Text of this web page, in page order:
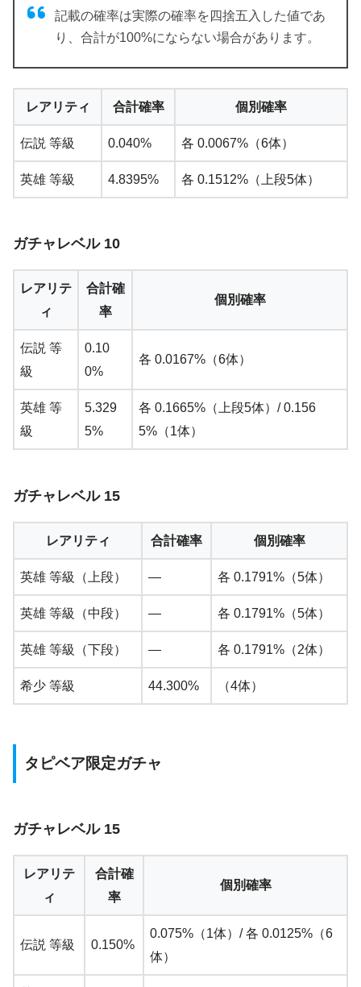
記載の確率は実際の確率を四捨五入した値であ
り、合計が100%にならない場合があります。
レアリティ 合計確率 個別確率
伝説 等級 0.040% 各 0.0067%（6体）
英雄 等級 4.8395% 各 0.1512%（上段5体）
ガチャレベル 10
レアリテ
ィ
合計確
率
個別確率
伝説 等
級
0.10
0%
各 0.0167%（6体）
英雄 等
級
5.329
5%
各 0.1665%（上段5体）/ 0.156
5%（1体）
ガチャレベル 15
レアリティ 合計確率 個別確率
英雄 等級（上段） — 各 0.1791%（5体）
英雄 等級（中段） — 各 0.1791%（5体）
英雄 等級（下段） — 各 0.1791%（2体）
希少 等級 44.300% （4体）
タピベア限定ガチャ
ガチャレベル 15
レアリテ
ィ
合計確
率
個別確率
伝説 等級 0.150%
0.075%（1体）/ 各 0.0125%（6
体）